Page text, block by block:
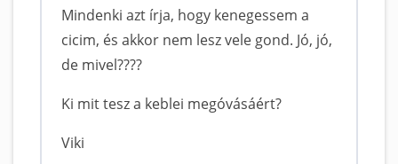
Mindenki azt írja, hogy kenegessem a
cicim, és akkor nem lesz vele gond. Jó, jó,
de mivel????
Ki mit tesz a keblei megóvásáért?
Viki